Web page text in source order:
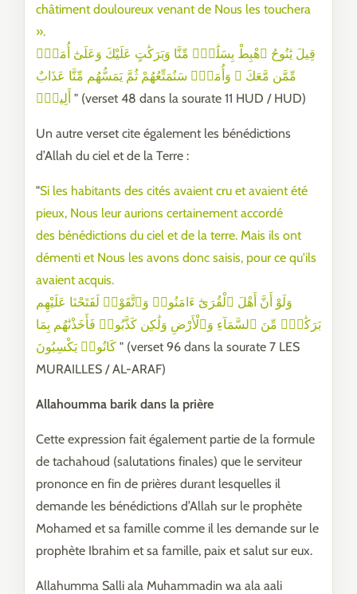
châtiment douloureux venant de Nous les touchera
».
قِيلَ يَٰنُوحُ ٱهْبِطْ بِسَلَٰمٍۢ مِّنَّا وَبَرَكَٰتٍ عَلَيْكَ وَعَلَىٰٓ أُمَمٍۢ
مِّمَّن مَّعَكَ ۚ وَأُمَمٌۭ سَنُمَتِّعُهُمْ ثُمَّ يَمَسُّهُم مِّنَّا عَذَابٌ
" (verset 48 dans la sourate 11 HUD / HUD)
Un autre verset cite également les bénédictions
d’Allah du ciel et de la Terre :
"Si les habitants des cités avaient cru et avaient été
pieux, Nous leur aurions certainement accordé
des bénédictions du ciel et de la terre. Mais ils ont
démenti et Nous les avons donc saisis, pour ce qu'ils
avaient acquis.
وَلَوْ أَنَّ أَهْلَ ٱلْقُرَىٰٓ ءَامَنُوا۟ وَٱتَّقَوْا۟ لَفَتَحْنَا عَلَيْهِم
بَرَكَٰتٍۢ مِّنَ ٱلسَّمَآءِ وَٱلْأَرْضِ وَلَٰكِن كَذَّبُوا۟ فَأَخَذْنَٰهُم بِمَا
" (verset 96 dans la sourate 7 LES
MURAILLES / AL-ARAF)
Allahoumma barik dans la prière
Cette expression fait également partie de la formule
de tachahoud (salutations finales) que le serviteur
prononce en fin de prières durant lesquelles il
demande les bénédictions d’Allah sur le prophète
Mohamed et sa famille comme il les demande sur le
prophète Ibrahim et sa famille, paix et salut sur eux.
Allahumma Salli ala Muhammadin wa ala aali